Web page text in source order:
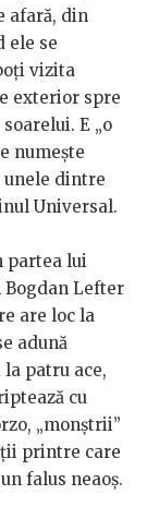
afară, din
ele se
vizita
exterior spre
E „o
numește
unele dintre
Universal.
partea lui
Bogdan Lefter
are loc la
adună
patru ace,
cu
„monștrii”
printre care
falus neaoș.